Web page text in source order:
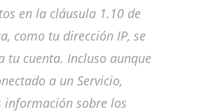
en la cláusula 1.10 de
como tu dirección IP, se
tu cuenta. Incluso aunque
a un Servicio,
información sobre los